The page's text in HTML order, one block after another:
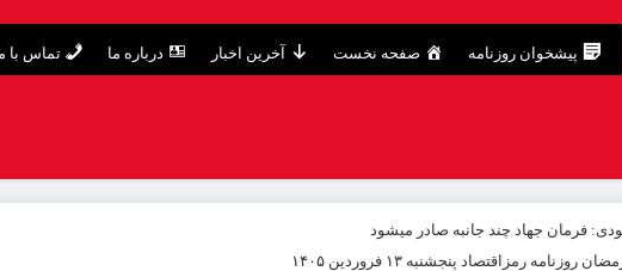
پیشخوان روزنامه صفحه نخست آخرین اخبار درباره ما تماس با
فرمان جهاد چند جانبه صادر میشود
رمزاقتصاد پنجشنبه ۱۳ فروردین ۱۴۰۵